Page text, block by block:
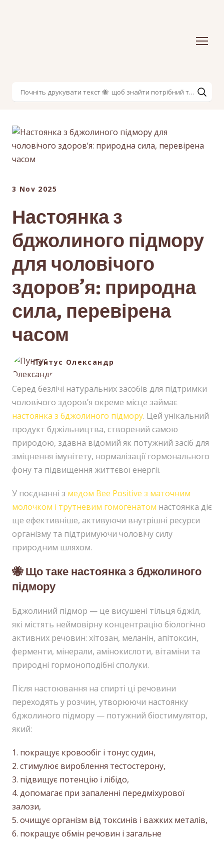
3 Nov 2025
Настоянка з
бджолиного підмору
для чоловічого
здоров’я: природна
сила, перевірена
часом
Пунтус Олександр
Серед безлічі натуральних засобів для підтримки
чоловічого здоров’я окреме місце займає
настоянка з бджолиного підмору. Цей унікальний
продукт бджільництва, створений самою
природою, здавна відомий як потужний засіб для
зміцнення імунітету, нормалізації гормонального
фону та підвищення життєвої енергії.
У поєднанні з медом Bee Positive з маточним
молочком і трутневим гомогенатом настоянка діє
ще ефективніше, активуючи внутрішні ресурси
організму та підтримуючи чоловічу силу
природним шляхом.
🐝 Що таке настоянка з бджолиного
підмору
Бджолиний підмор — це висушені тільця бджіл,
які містять неймовірну концентрацію біологічно
активних речовин: хітозан, меланін, апітоксин,
ферменти, мінерали, амінокислоти, вітаміни та
природні гормоноподібні сполуки.
Після настоювання на спирті ці речовини
переходять у розчин, утворюючи настоянку
бджолиного підмору — потужний біостимулятор,
який:
покращує кровообіг і тонус судин,
стимулює вироблення тестостерону,
підвищує потенцію і лібідо,
допомагає при запаленні передміхурової
залози,
очищує організм від токсинів і важких металів,
покращує обмін речовин і загальне